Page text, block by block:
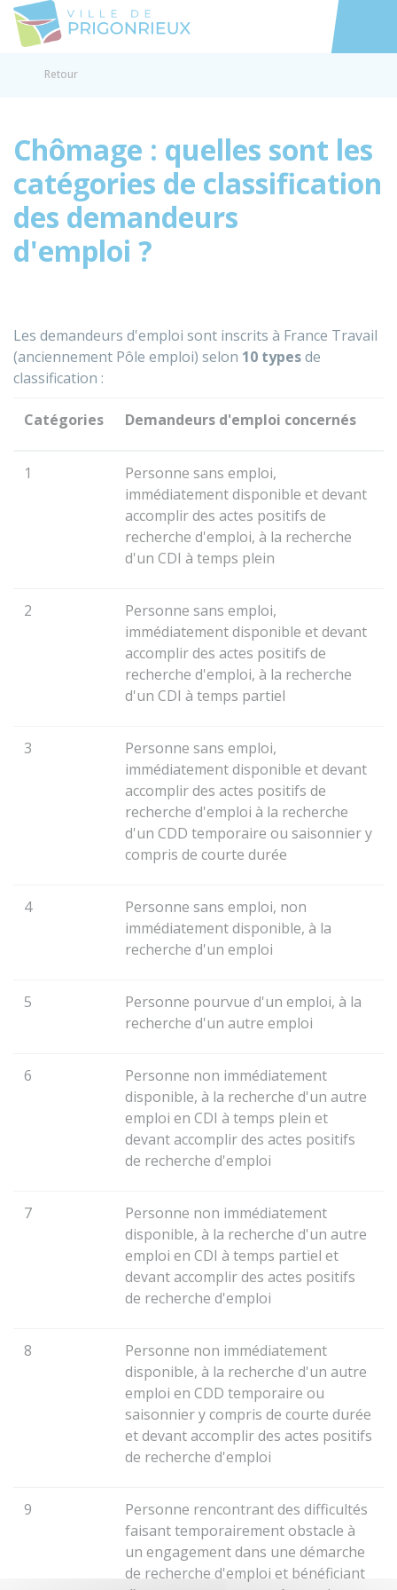
Accéder
Retour
Chômage : quelles sont les
catégories de classification
des demandeurs
d'emploi ?
Les demandeurs d'emploi sont inscrits à France Travail
(anciennement Pôle emploi) selon 10 typesde
classification :
Catégories Demandeurs d'emploi concernés
1
Personne sans emploi,
immédiatement disponible et devant
accomplir des actes positifs de
recherche d'emploi, à la recherche
d'un CDI à temps plein
2
Personne sans emploi,
immédiatement disponible et devant
accomplir des actes positifs de
recherche d'emploi, à la recherche
d'un CDI à temps partiel
3
Personne sans emploi,
immédiatement disponible et devant
accomplir des actes positifs de
recherche d'emploi à la recherche
d'un CDD temporaire ou saisonnier y
compris de courte durée
4
Personne sans emploi, non
immédiatement disponible, à la
recherche d'un emploi
5
Personne pourvue d'un emploi, à la
recherche d'un autre emploi
6
Personne non immédiatement
disponible, à la recherche d'un autre
emploi en CDI à temps plein et
devant accomplir des actes positifs
de recherche d'emploi
7
Personne non immédiatement
disponible, à la recherche d'un autre
emploi en CDI à temps partiel et
devant accomplir des actes positifs
de recherche d'emploi
8
Personne non immédiatement
disponible, à la recherche d'un autre
emploi en CDD temporaire ou
saisonnier y compris de courte durée
et devant accomplir des actes positifs
de recherche d'emploi
9
Personne rencontrant des difficultés
faisant temporairement obstacle à
un engagement dans une démarche
de recherche d'emploi et bénéficiant